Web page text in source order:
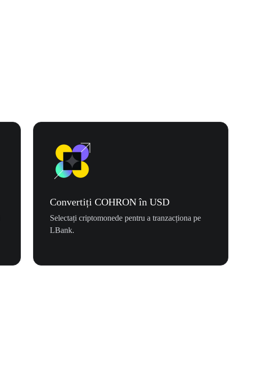
Convertiți COHRON în USD
Selectați criptomonede pentru a tranzacționa pe
LBank.